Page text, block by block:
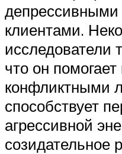
клиентами.
исследователи
что он
конфликтными
способствует
агрессивной
созидательное